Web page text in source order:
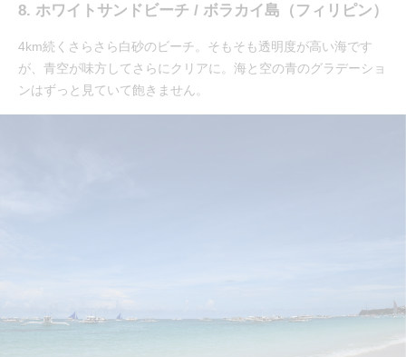
8. ホワイトサンドビーチ / ボラカイ島（フィリピン）
4km続くさらさら白砂のビーチ。そもそも透明度が高い海です
が、青空が味方してさらにクリアに。海と空の青のグラデーショ
ンはずっと見ていて飽きません。